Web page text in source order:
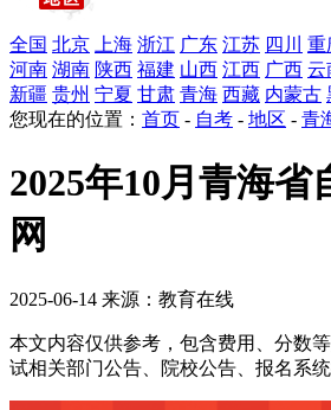
全国 北京 上海 浙江 广东 江苏 四川 重
河南 湖南 陕西 福建 山西 江西 广西 云
新疆 贵州 宁夏 甘肃 青海 西藏 内蒙古
您现在的位置： 首页 - 自考 - 地区 - 青
2025年10月青海省
网
2025-06-14 来源：教育在线
本文内容仅供参考，包含费用、分数
试相关部门公告、院校公告、报名系统